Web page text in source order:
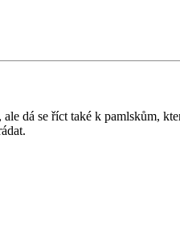
dá se říct také k pamlskům,